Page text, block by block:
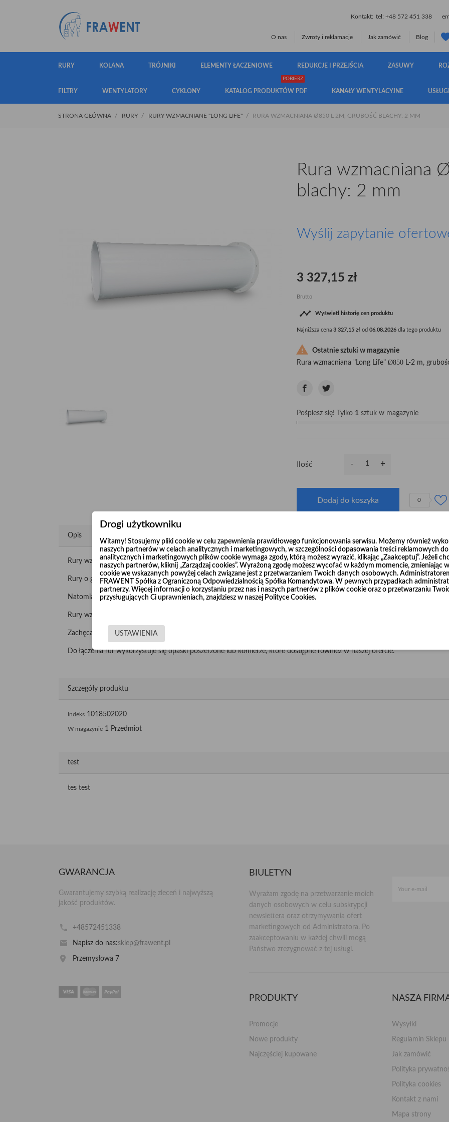
Kontakt: tel: +48 572 451 338
O nas Zwroty i reklamacje Jak zamówić Blog
RURY KOLANA TRÓJNIKI ELEMENTY ŁACZENIOWE REDUKCJE I PRZEJŚCIA ZASUWY
FILTRY WENTYLATORY CYKLONY KATALOG PRODUKTÓW PDF
POBIERZ
KANAŁY WENTYLACYJNE
STRONA GŁÓWNA RURY RURY WZMACNIANE "LONG LIFE" RURA WZMACNIANA Ø850 L-2M, GRUBOŚĆ BLACHY: 2 MM
Rura wzmacniana
blachy: 2 mm
Wyślij zapytanie
3 327,15 zł
Brutto
 Wyświetl historię cen produktu
Najniższa cena 3 327,15 zł od 06.08.2026 dla tego produktu

Ostatnie sztuki w magazynie
Rura wzmacniana "Long Life" Ø850 L-2 m,
Pośpiesz się! Tylko 1 sztuk w magazynie
Ilość - +
Dodaj do koszyka 0
Opis
Rury wzmacniane "Long Life" produkowane są z nieścieralnej blachy czarnej o grubości 2 mm i 3 mm.
Rury o grubości blachy 2 mm produkujemy w odcinkach 1 m (dla średnic odØ100 do Ø300) oraz w odcinkach 1 m i 2 m
Natomiast rury o grubości blachy 3 mm produkujemy w odcinkach 1 m i 2 m (dla średnic od
Rury wzmacniane malujemy lub cynkujemy galwanicznie, według życzenia Klienta.
Zachęcamy do składania zapytania o dostępność rur, ponieważ jest do produkt wymagający większej obróbki.
Do łączenia rur wykorzystuje się opaski poszerzone lub kołnierze, które dostępne również w naszej ofercie.
Szczegóły produktu
Indeks 1018502020
W magazynie 1 Przedmiot
test
tes test
GWARANCJA
Gwarantujemy szybką realizację zleceń i najwyższą
jakość produktów.
+48572451338
Napisz do nas:sklep@frawent.pl
Przemysłowa 7
BIULETYN
Wyrażam zgodę na przetwarzanie moich
danych osobowych w celu subskrypcji
newslettera oraz otrzymywania ofert
marketingowych od Administratora. Po
zaakceptowaniu w każdej chwili mogą
Państwo zrezygnować z tej usługi.
PRODUKTY
Promocje
Nowe produkty
Najczęściej kupowane
NASZA
Wysyłki
Regulamin Sklepu
Jak zamówić
Polityka
Polityka cookies
Kontakt z nami
Mapa strony
Drogi użytkowniku
Witamy! Stosujemy pliki cookie w celu zapewnienia prawidłowego funkcjonowania serwisu. Możemy również
naszych partnerów w celach analitycznych i marketingowych, w szczególności dopasowania treści reklamowych
analitycznych i marketingowych plików cookie wymaga zgody, którą możesz wyrazić, klikając „Zaakceptuj”. Jeżeli
naszych partnerów, kliknij „Zarządzaj cookies”. Wyrażoną zgodę możesz wycofać w każdym momencie, zmieniając
cookie we wskazanych powyżej celach związane jest z przetwarzaniem Twoich danych osobowych.
FRAWENT Spółka z Ograniczoną Odpowiedzialnością Spółka Komandytowa. W pewnych przypadkach
partnerzy. Więcej informacji o korzystaniu przez nas i naszych partnerów z plików cookie oraz o przetwarzaniu
przysługujących Ci uprawnieniach, znajdziesz w naszej Polityce Cookies.
USTAWIENIA